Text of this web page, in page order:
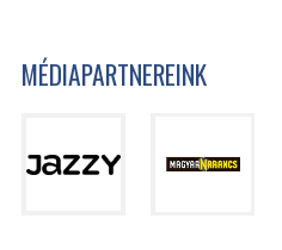
MÉDIAPARTNEREINK